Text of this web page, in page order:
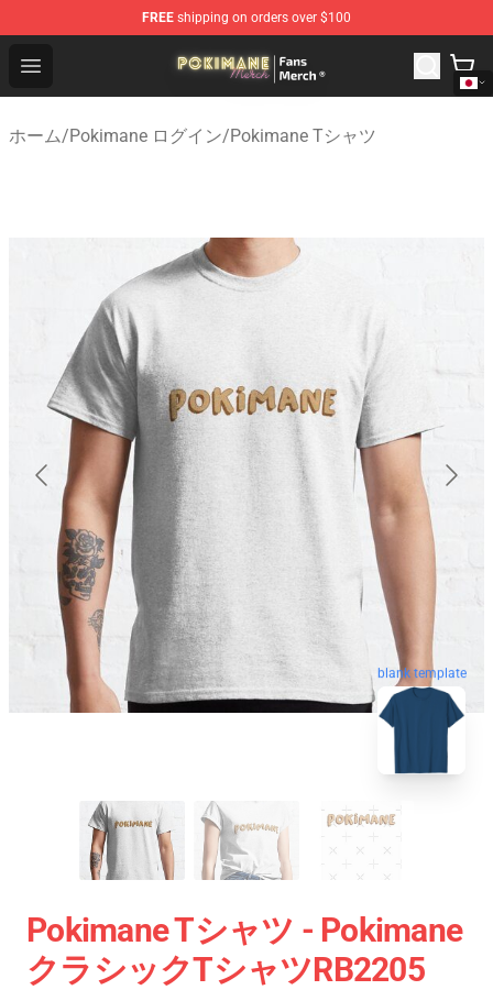
FREE shipping on orders over $100
Open menu
Pokimane Store - Official Pokimane Merchandise Shop
ホーム/Pokimane ログイン/Pokimane Tシャツ
blank template
Pokimane Tシャツ - Pokimane
クラシックTシャツRB2205